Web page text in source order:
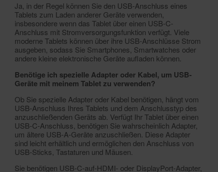
Ja, in der Regel können Sie den USB-Anschluss eines
Tablets zum Laden anderer Geräte verwenden,
insbesondere wenn das Tablet über einen USB-C-
Anschluss mit Stromversorgungsfunktion verfügt. Viele
moderne Tablets können über ihre USB-Anschlüsse Strom
ausgeben, sodass Sie Smartphones, Smartwatches oder
andere kleine elektronische Geräte aufladen können.
Benötige ich spezielle Adapter oder Kabel, um USB-
Geräte mit meinem Tablet zu verwenden?
Ob Sie spezielle Adapter oder Kabel benötigen, hängt vom
USB-Anschluss Ihres Tablets und dem Anschlusstyp des
anzuschließenden Geräts ab. Verfügt Ihr Tablet über einen
USB-C-Anschluss, benötigen Sie wahrscheinlich Adapter,
um ältere USB-A-Geräte anzuschließen. Diese Adapter
sind leicht erhältlich und ermöglichen den Anschluss von
USB-Sticks, Tastaturen und Mäusen.
Sie benötigen USB-C-auf-HDMI- oder DisplayPort-Adapter,